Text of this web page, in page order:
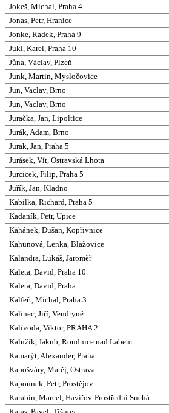
Jokeš, Michal, Praha 4
Jonas, Petr, Hranice
Jonke, Radek, Praha 9
Jukl, Karel, Praha 10
Jůna, Václav, Plzeň
Junk, Martin, Mysločovice
Jun, Vaclav, Brno
Jun, Vaclav, Brno
Juračka, Jan, Lipoltice
Jurák, Adam, Brno
Jurak, Jan, Praha 5
Jurásek, Vít, Ostravská Lhota
Jurcicek, Filip, Praha 5
Juřík, Jan, Kladno
Kabilka, Richard, Praha 5
Kadaník, Petr, Upice
Kahánek, Dušan, Kopřivnice
Kahunová, Lenka, Blažovice
Kalandra, Lukáš, Jaroměř
Kaleta, David, Praha 10
Kaleta, David, Praha
Kalfeřt, Michal, Praha 3
Kalinec, Jiří, Vendryně
Kalivoda, Viktor, PRAHA 2
Kalužík, Jakub, Roudnice nad Labem
Kamarýt, Alexander, Praha
Kapošváry, Matěj, Ostrava
Kapounek, Petr, Prostějov
Karabín, Marcel, Havířov-Prostřední Suchá